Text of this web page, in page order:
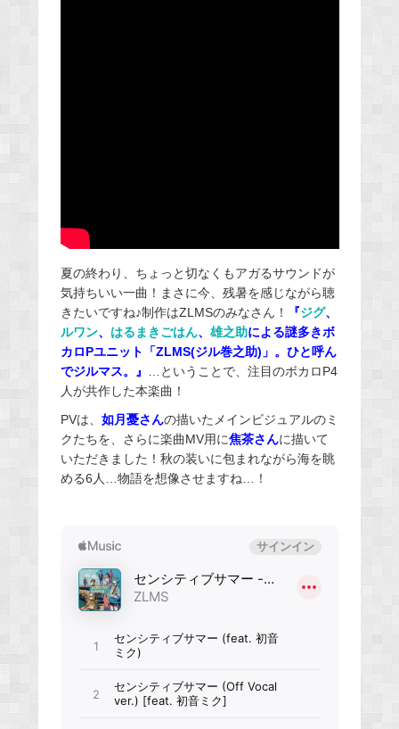
夏の終わり、ちょっと切なくもアガるサウンドが
気持ちいい一曲！まさに今、残暑を感じながら聴
きたいですね♪制作はZLMSのみなさん！
『ジグ、
ルワン、 はるまきごはん、 雄之助による謎多きボ
カロPユニット「ZLMS(ジル巻之助)」。ひと呼ん
でジルマス。』
…ということで、注目のボカロP4
人が共作した本楽曲！
PVは、 如月憂さんの描いたメインビジュアルのミ
クたちを、さらに楽曲MV用に焦茶さんに描いて
いただきました！秋の装いに包まれながら海を眺
める6人…物語を想像させますね…！